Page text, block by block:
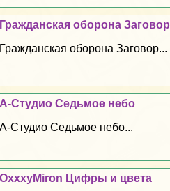
Гражданская оборона Заговор
Гражданская оборона Заговор...
А-Студио Седьмое небо
А-Студио Седьмое небо...
OxxxyMiron Цифры и цвета